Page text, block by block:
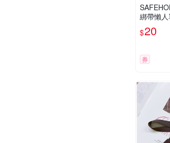
綁帶懶
簡易手
接受指定
$20
券